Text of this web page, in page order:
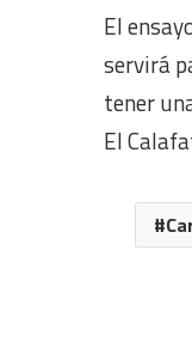
El
servirá
tener
El